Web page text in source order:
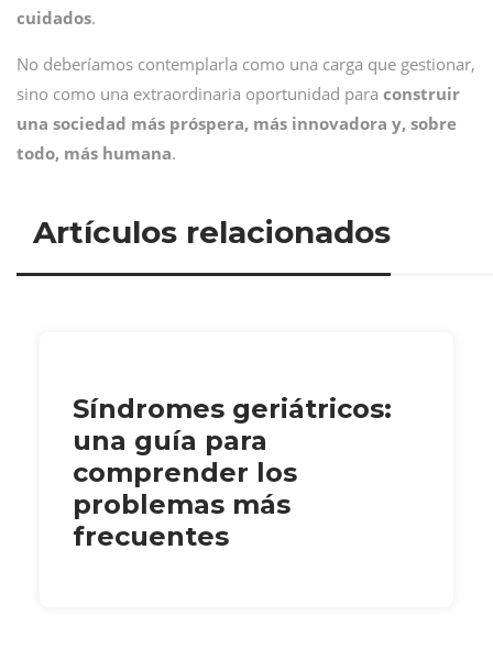
cuidados.
No deberíamos contemplarla como una carga que gestionar,
sino como una extraordinaria oportunidad para construir
una sociedad más próspera, más innovadora y, sobre
todo, más humana.
Artículos relacionados
Síndromes geriátricos:
una guía para
comprender los
problemas más
frecuentes